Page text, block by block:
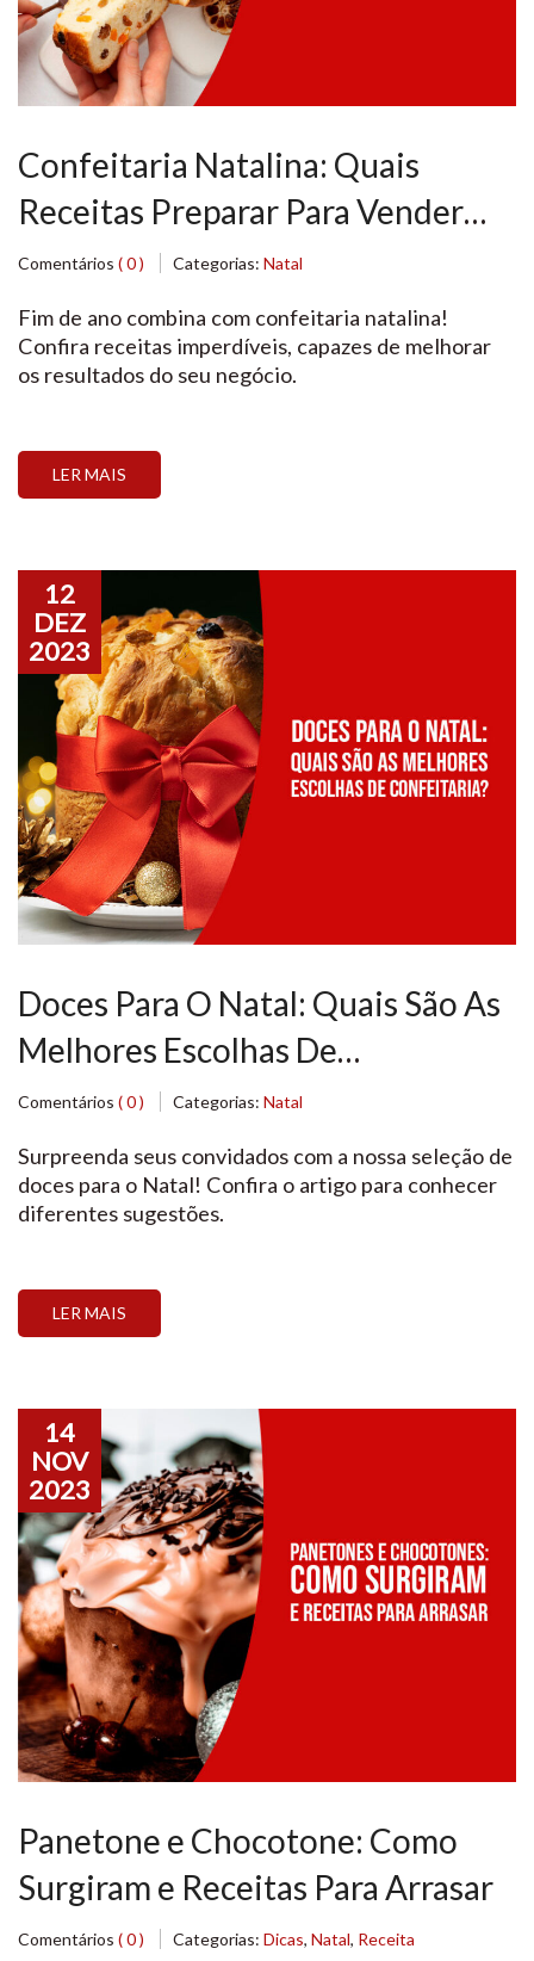
Confeitaria Natalina: Quais
Receitas Preparar Para Vender
Mais Nessa Época do Ano
Comentários ( 0 ) Categorias: Natal
Fim de ano combina com confeitaria natalina!
Confira receitas imperdíveis, capazes de melhorar
os resultados do seu negócio.
LER MAIS
Doces Para O Natal: Quais São As
Melhores Escolhas De
Confeitaria?
Comentários ( 0 ) Categorias: Natal
Surpreenda seus convidados com a nossa seleção de
doces para o Natal! Confira o artigo para conhecer
diferentes sugestões.
LER MAIS
12
DEZ
2023
Panetone e Chocotone: Como
Surgiram e Receitas Para Arrasar
Comentários ( 0 ) Categorias: Dicas, Natal, Receita
14
NOV
2023